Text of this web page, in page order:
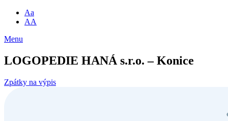
Aa
AA
Menu
LOGOPEDIE HANÁ s.r.o. – Konice
Zpátky na výpis